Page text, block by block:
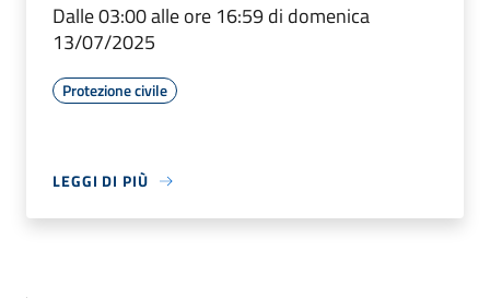
Dalle 03:00 alle ore 16:59 di domenica
13/07/2025
Protezione civile
LEGGI DI PIÙ